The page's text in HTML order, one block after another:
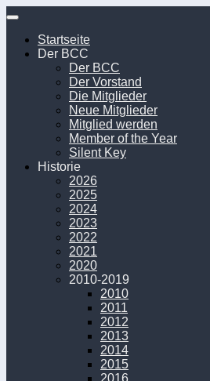
Unter
Inhalt
Startseite
Der BCC
Der BCC
Der Vorstand
Die Mitglieder
Neue Mitglieder
Mitglied werden
Member of the Year
Silent Key
Historie
2026
2025
2024
2023
2022
2021
2020
2010-2019
2010
2011
2012
2013
2014
2015
2016